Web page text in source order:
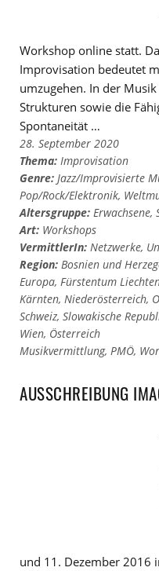
Workshop online statt.
Improvisation bedeutet
umzugehen. In der
Strukturen sowie die
Spontaneität …
28. September 2020
Thema: Improvisation
Genre: Jazz/Improvisierte
Pop/Rock/Elektronik,
Altersgruppe: Erwachsene,
Art: Workshops
VermittlerIn: Netzwerke,
Region: Bosnien und
Europa, Fürstentum
Kärnten, Niederösterreich,
Schweiz, Slowakische
Wien, Österreich
Musikvermittlung, PMÖ,
AUSSCHREIBUNG
und 11. Dezember 2016